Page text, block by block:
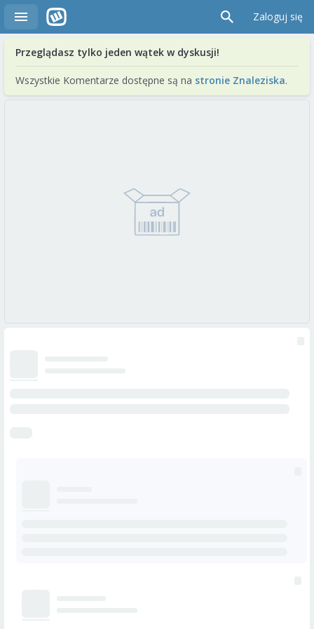
Zaloguj się
Przeglądasz tylko jeden wątek w dyskusji!
Wszystkie Komentarze dostępne są na stronie Znaleziska.